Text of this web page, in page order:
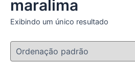
maralima
Exibindo um único resultado